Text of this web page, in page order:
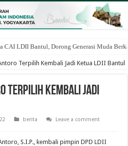
CAI LDII Bantul, Dorong Generasi Muda
Terpilih Kembali Jadi Ketua LDII Bantul
Terpilih Kembali Jadi
berita
Leave a comment
S.I.P., kembali pimpin DPD LDII